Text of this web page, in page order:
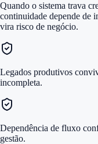
Quando o sistema trava
continuidade depende de
vira risco de negócio.
Legados produtivos
incompleta.
Dependência de fluxo
gestão.